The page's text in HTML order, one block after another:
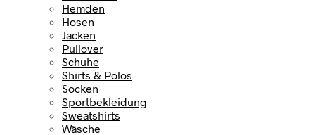
Hemden
Hosen
Jacken
Pullover
Schuhe
Shirts & Polos
Socken
Sportbekleidung
Sweatshirts
Wäsche